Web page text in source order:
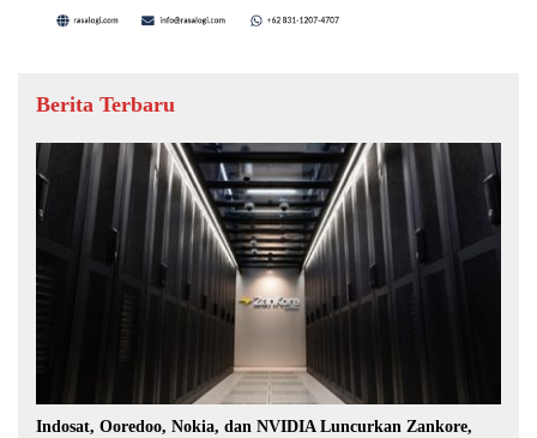
Berita Terbaru
Indosat, Ooredoo, Nokia, dan NVIDIA Luncurkan Zankore,